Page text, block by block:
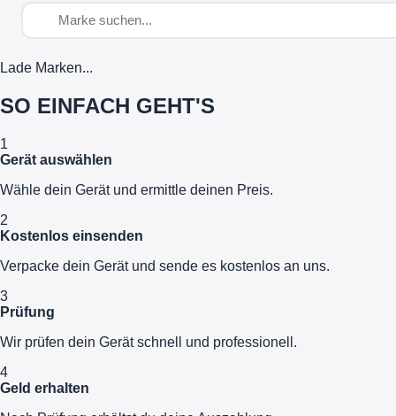
Lade Marken...
SO EINFACH GEHT'S
1
Gerät auswählen
Wähle dein Gerät und ermittle deinen Preis.
2
Kostenlos einsenden
Verpacke dein Gerät und sende es kostenlos an uns.
3
Prüfung
Wir prüfen dein Gerät schnell und professionell.
4
Geld erhalten